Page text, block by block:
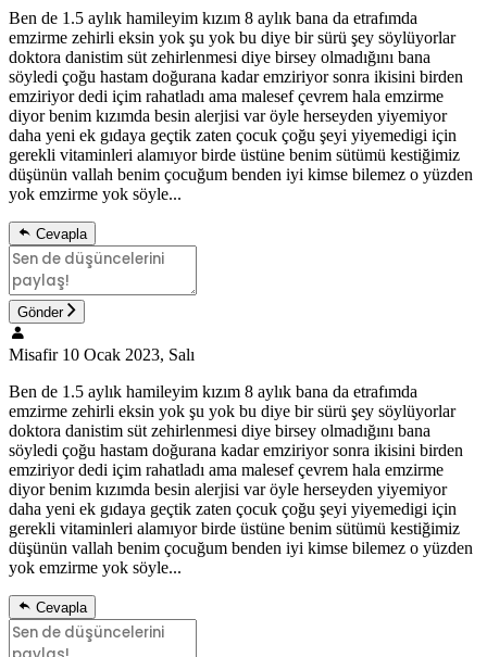
Ben de 1.5 aylık hamileyim kızım 8 aylık bana da etrafımda
emzirme zehirli eksin yok şu yok bu diye bir sürü şey söylüyorlar
doktora danistim süt zehirlenmesi diye birsey olmadığını bana
söyledi çoğu hastam doğurana kadar emziriyor sonra ikisini birden
emziriyor dedi içim rahatladı ama malesef çevrem hala emzirme
diyor benim kızımda besin alerjisi var öyle herseyden yiyemiyor
daha yeni ek gıdaya geçtik zaten çocuk çoğu şeyi yiyemedigi için
gerekli vitaminleri alamıyor birde üstüne benim sütümü kestiğimiz
düşünün vallah benim çocuğum benden iyi kimse bilemez o yüzden
yok emzirme yok söyle...
Cevapla
Gönder
Misafir 10 Ocak 2023, Salı
Ben de 1.5 aylık hamileyim kızım 8 aylık bana da etrafımda
emzirme zehirli eksin yok şu yok bu diye bir sürü şey söylüyorlar
doktora danistim süt zehirlenmesi diye birsey olmadığını bana
söyledi çoğu hastam doğurana kadar emziriyor sonra ikisini birden
emziriyor dedi içim rahatladı ama malesef çevrem hala emzirme
diyor benim kızımda besin alerjisi var öyle herseyden yiyemiyor
daha yeni ek gıdaya geçtik zaten çocuk çoğu şeyi yiyemedigi için
gerekli vitaminleri alamıyor birde üstüne benim sütümü kestiğimiz
düşünün vallah benim çocuğum benden iyi kimse bilemez o yüzden
yok emzirme yok söyle...
Cevapla